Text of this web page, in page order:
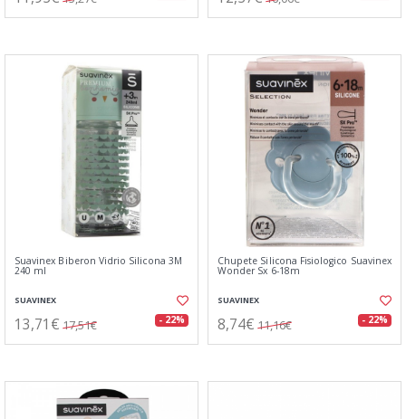
Suavinex Biberon Vidrio Silicona 3M
240 ml
SUAVINEX
13,71€ 17,51€ - 22%
Chupete Silicona Fisiologico Suavinex
Wonder Sx 6-18m
SUAVINEX
8,74€ 11,16€ - 22%